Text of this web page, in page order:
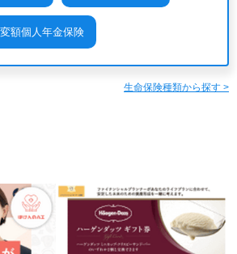
変額個人年金保険
生命保険種類から探す >